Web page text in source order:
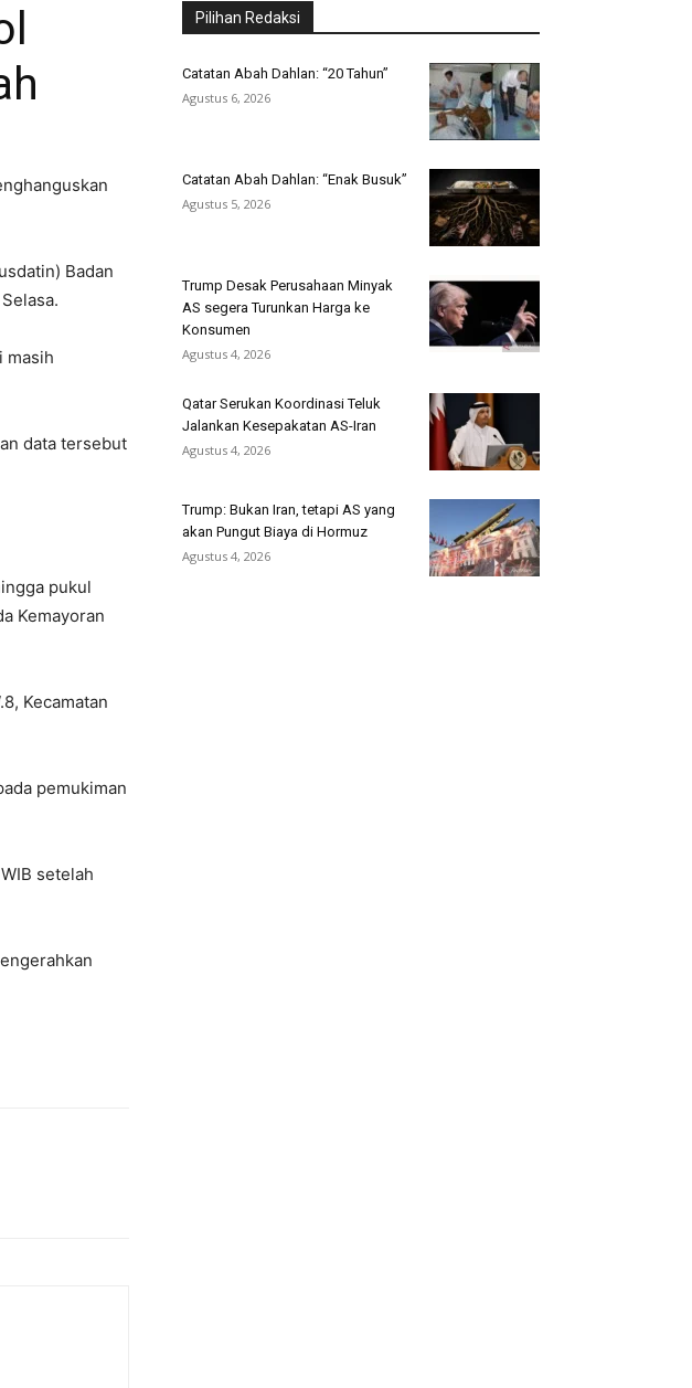
Badan
masih
data tersebut
pukul
Kemayoran
Kecamatan
pemukiman
setelah
Pilihan Redaksi
Catatan Abah Dahlan: “20 Tahun”
Agustus 6, 2026
Catatan Abah Dahlan: “Enak Busuk”
Agustus 5, 2026
Trump Desak Perusahaan Minyak
AS segera Turunkan Harga ke
Konsumen
Agustus 4, 2026
Qatar Serukan Koordinasi Teluk
Jalankan Kesepakatan AS-Iran
Agustus 4, 2026
Trump: Bukan Iran, tetapi AS yang
akan Pungut Biaya di Hormuz
Agustus 4, 2026